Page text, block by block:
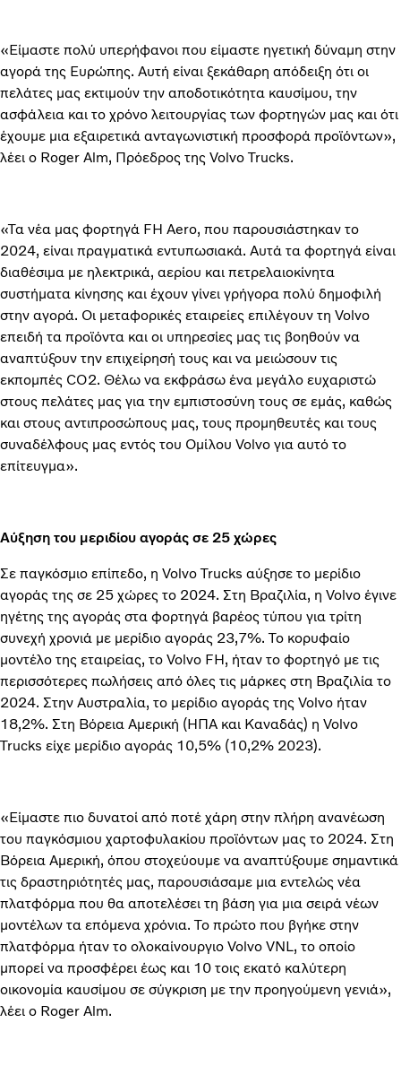
«Είμαστε πολύ υπερήφανοι που είμαστε ηγετική δύναμη στην
αγορά της Ευρώπης. Αυτή είναι ξεκάθαρη απόδειξη ότι οι
πελάτες μας εκτιμούν την αποδοτικότητα καυσίμου, την
ασφάλεια και το χρόνο λειτουργίας των φορτηγών μας και ότι
έχουμε μια εξαιρετικά ανταγωνιστική προσφορά προϊόντων»,
λέει ο Roger Alm, Πρόεδρος της Volvo Trucks.
«Τα νέα μας φορτηγά FH Aero, που παρουσιάστηκαν το
2024, είναι πραγματικά εντυπωσιακά. Αυτά τα φορτηγά είναι
διαθέσιμα με ηλεκτρικά, αερίου και πετρελαιοκίνητα
συστήματα κίνησης και έχουν γίνει γρήγορα πολύ δημοφιλή
στην αγορά. Οι μεταφορικές εταιρείες επιλέγουν τη Volvo
επειδή τα προϊόντα και οι υπηρεσίες μας τις βοηθούν να
αναπτύξουν την επιχείρησή τους και να μειώσουν τις
εκπομπές CO2. Θέλω να εκφράσω ένα μεγάλο ευχαριστώ
στους πελάτες μας για την εμπιστοσύνη τους σε εμάς, καθώς
και στους αντιπροσώπους μας, τους προμηθευτές και τους
συναδέλφους μας εντός του Ομίλου Volvo για αυτό το
επίτευγμα».
Αύξηση του μεριδίου αγοράς σε 25 χώρες
Σε παγκόσμιο επίπεδο, η Volvo Trucks αύξησε το μερίδιο
αγοράς της σε 25 χώρες το 2024. Στη Βραζιλία, η Volvo έγινε
ηγέτης της αγοράς στα φορτηγά βαρέος τύπου για τρίτη
συνεχή χρονιά με μερίδιο αγοράς 23,7%. Το κορυφαίο
μοντέλο της εταιρείας, το Volvo FH, ήταν το φορτηγό με τις
περισσότερες πωλήσεις από όλες τις μάρκες στη Βραζιλία το
2024. Στην Αυστραλία, το μερίδιο αγοράς της Volvo ήταν
18,2%. Στη Βόρεια Αμερική (ΗΠΑ και Καναδάς) η Volvo
Trucks είχε μερίδιο αγοράς 10,5% (10,2% 2023).
«Είμαστε πιο δυνατοί από ποτέ χάρη στην πλήρη ανανέωση
του παγκόσμιου χαρτοφυλακίου προϊόντων μας το 2024. Στη
Βόρεια Αμερική, όπου στοχεύουμε να αναπτύξουμε σημαντικά
τις δραστηριότητές μας, παρουσιάσαμε μια εντελώς νέα
πλατφόρμα που θα αποτελέσει τη βάση για μια σειρά νέων
μοντέλων τα επόμενα χρόνια. Το πρώτο που βγήκε στην
πλατφόρμα ήταν το ολοκαίνουργιο Volvo VNL, το οποίο
μπορεί να προσφέρει έως και 10 τοις εκατό καλύτερη
οικονομία καυσίμου σε σύγκριση με την προηγούμενη γενιά»,
λέει ο Roger Alm.